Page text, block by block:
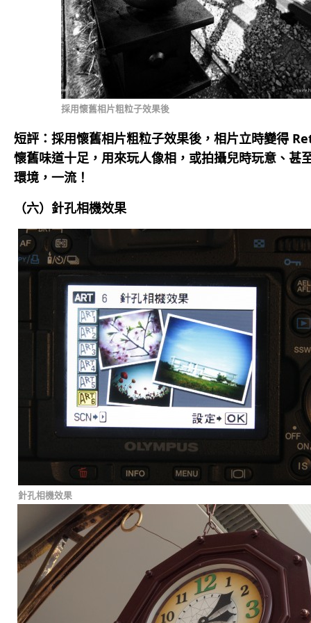
採用懷舊相片粗粒子效果後
短評：採用懷舊相片粗粒子效果後，相片立時變得
懷舊味道十足，用來玩人像相，或拍攝兒時玩意、甚
環境，一流！
（六）針孔相機效果
針孔相機效果